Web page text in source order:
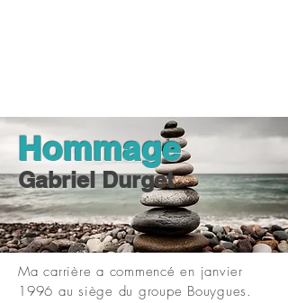
Hommage
Gabriel Durget
Ma carrière a commencé en janvier
1996 au siège du groupe Bouygues.